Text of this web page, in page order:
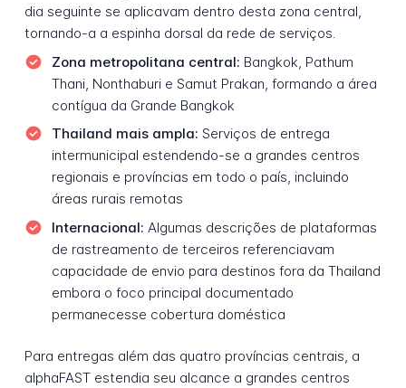
dia seguinte se aplicavam dentro desta zona central,
tornando-a a espinha dorsal da rede de serviços.
Zona metropolitana central: Bangkok, Pathum
Thani, Nonthaburi e Samut Prakan, formando a área
contígua da Grande Bangkok
Thailand mais ampla: Serviços de entrega
intermunicipal estendendo-se a grandes centros
regionais e províncias em todo o país, incluindo
áreas rurais remotas
Internacional: Algumas descrições de plataformas
de rastreamento de terceiros referenciavam
capacidade de envio para destinos fora da Thailand
embora o foco principal documentado
permanecesse cobertura doméstica
Para entregas além das quatro províncias centrais, a
alphaFAST estendia seu alcance a grandes centros